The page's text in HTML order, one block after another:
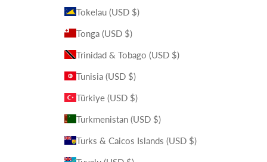
Tokelau (USD $)
Tonga (USD $)
Trinidad & Tobago (USD $)
Tunisia (USD $)
Türkiye (USD $)
Turkmenistan (USD $)
Turks & Caicos Islands (USD $)